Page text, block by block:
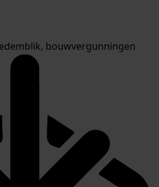
bouwvergunningen